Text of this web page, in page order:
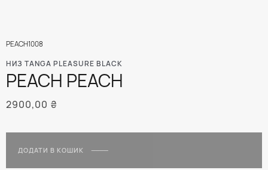
НИЗ TANGA PLEASURE BLACK
PEACH PEACH
PEACH1008
2900,00 ₴
ДОДАТИ В КОШИК